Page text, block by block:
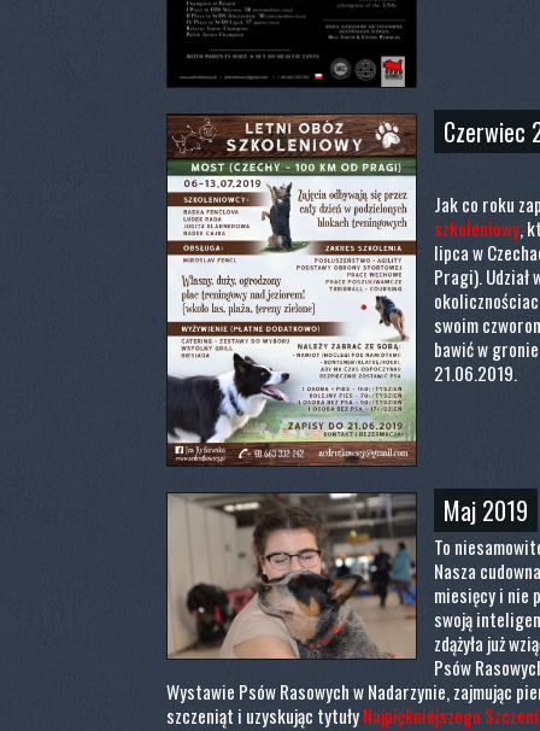
Czerwiec
Jak co roku
szkoleniowy,
lipca w
Pragi). Udział
swoim
bawić w
21.06.2019.
Maj 2019
To
Nasza
miesięcy i nie
swoją
zdążyła już
Psów
Wystawie Psów Rasowych w Nadarzynie, zajmując
szczeniąt i uzyskując tytułyNajpiękniejszego